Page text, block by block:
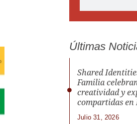
Últimas
Shared
Familia
creatividad y
compartidas en
Julio 31, 2026